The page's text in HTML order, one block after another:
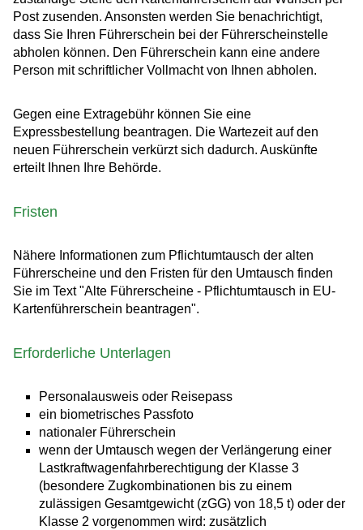
Post zusenden. Ansonsten werden Sie benachrichtigt,
dass Sie Ihren Führerschein bei der Führerscheinstelle
abholen können. Den Führerschein kann eine andere
Person mit schriftlicher Vollmacht von Ihnen abholen.
Gegen eine Extragebühr können Sie eine
Expressbestellung beantragen. Die Wartezeit auf den
neuen Führerschein verkürzt sich dadurch. Auskünfte
erteilt Ihnen Ihre Behörde.
Fristen
Nähere Informationen zum Pflichtumtausch der alten
Führerscheine und den Fristen für den Umtausch finden
Sie im Text "Alte Führerscheine - Pflichtumtausch in EU-
Kartenführerschein beantragen".
Erforderliche Unterlagen
Personalausweis oder Reisepass
ein biometrisches Passfoto
nationaler Führerschein
wenn der Umtausch wegen der Verlängerung einer
Lastkraftwagenfahrberechtigung der Klasse 3
(besondere Zugkombinationen bis zu einem
zulässigen Gesamtgewicht (zGG) von 18,5 t) oder der
Klasse 2 vorgenommen wird: zusätzlich